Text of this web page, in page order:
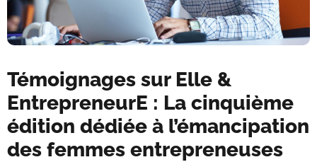
Témoignages sur Elle &
EntrepreneurE : La cinquième
édition dédiée à l’émancipation
des femmes entrepreneuses